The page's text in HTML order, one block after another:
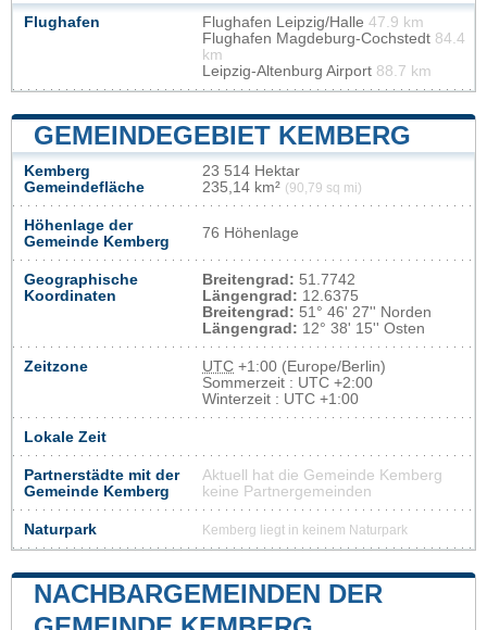
Flughafen Flughafen Leipzig/Halle 47.9 km
Flughafen Magdeburg-Cochstedt 84.4
km
Leipzig-Altenburg Airport 88.7 km
GEMEINDEGEBIET KEMBERG
Kemberg
Gemeindefläche
23 514 Hektar
235,14 km² (90,79 sq mi)
Höhenlage der
Gemeinde Kemberg
76 Höhenlage
Geographische
Koordinaten
Breitengrad: 51.7742
Längengrad: 12.6375
Breitengrad: 51° 46' 27'' Norden
Längengrad: 12° 38' 15'' Osten
Zeitzone UTC +1:00 (Europe/Berlin)
Sommerzeit : UTC +2:00
Winterzeit : UTC +1:00
Lokale Zeit
Partnerstädte mit der
Gemeinde Kemberg
Aktuell hat die Gemeinde Kemberg
keine Partnergemeinden
Naturpark Kemberg liegt in keinem Naturpark
NACHBARGEMEINDEN DER